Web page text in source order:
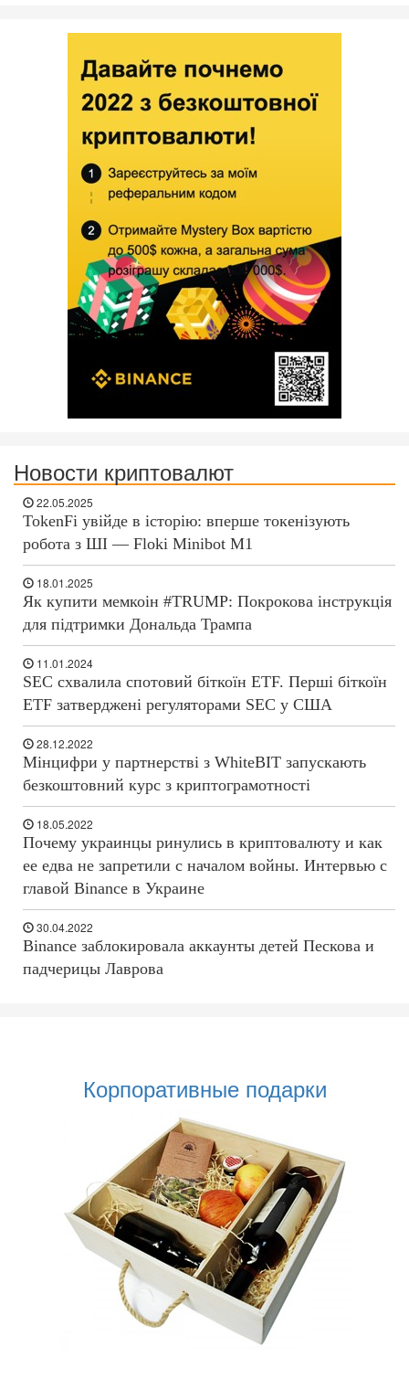
Новости криптовалют
22.05.2025
TokenFi увійде в історію: вперше токенізують
робота з ШІ — Floki Minibot M1
18.01.2025
Як купити мемкоін #TRUMP: Покрокова інструкція
для підтримки Дональда Трампа
11.01.2024
SEC схвалила спотовий біткоїн ETF. Перші біткоїн
ETF затверджені регуляторами SEC у США
28.12.2022
Мінцифри у партнерстві з WhiteBIT запускають
безкоштовний курс з криптограмотності
18.05.2022
Почему украинцы ринулись в криптовалюту и как
ее едва не запретили с началом войны. Интервью с
главой Binance в Украине
30.04.2022
Binance заблокировала аккаунты детей Пескова и
падчерицы Лаврова
Корпоративные подарки